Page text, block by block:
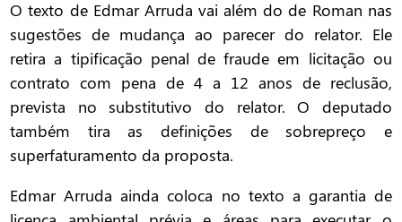
O texto de Edmar Arruda vai além do de Roman nas
sugestões de mudança ao parecer do relator. Ele
retira a tipificação penal de fraude em licitação ou
contrato com pena de 4 a 12 anos de reclusão,
prevista no substitutivo do relator. O deputado
também tira as definições de sobrepreço e
superfaturamento da proposta.
Edmar Arruda ainda coloca no texto a garantia de